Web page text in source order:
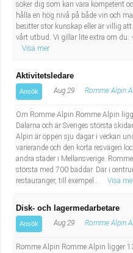
söker dig som kan vara kompetent
hålla en hög nivå på både vin och
besitter stor kunskap eller är villig
vårt utbud. Vi gillar lite extra om du:
Visa mer
Aktivitetsledare
Ansök Aug 29 Romme Alpin
Om Romme Alpin Romme Alpin
Dalarna och är Sveriges största
Alpin är öppen sju dagar i veckan
varierande och den korta resvägen
andra städer i Mellansverige.
största med 700 bäddar. Där i
restauranger, till exempel...
Visa
Disk- och lagermedarbetare
Ansök Aug 29 Romme Alpin
Romme Alpin Romme Alpin ligger